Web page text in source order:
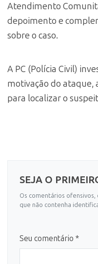
Atendimento
depoimento e
sobre o caso.
A PC (Polícia Civil)
motivação do ataque,
para localizar o
SEJA O
Os comentários ofensivos,
que não contenha
Seu comentário *